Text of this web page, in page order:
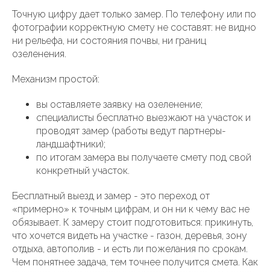
Точную цифру дает только замер. По телефону или по
фотографии корректную смету не составят: не видно
ни рельефа, ни состояния почвы, ни границ
озеленения.
Механизм простой:
вы оставляете заявку на озеленение;
специалисты бесплатно выезжают на участок и
проводят замер (работы ведут партнеры-
ландшафтники);
по итогам замера вы получаете смету под свой
конкретный участок.
Бесплатный выезд и замер - это переход от
«примерно» к точным цифрам, и он ни к чему вас не
обязывает. К замеру стоит подготовиться: прикинуть,
что хочется видеть на участке - газон, деревья, зону
отдыха, автополив - и есть ли пожелания по срокам.
Чем понятнее задача, тем точнее получится смета. Как